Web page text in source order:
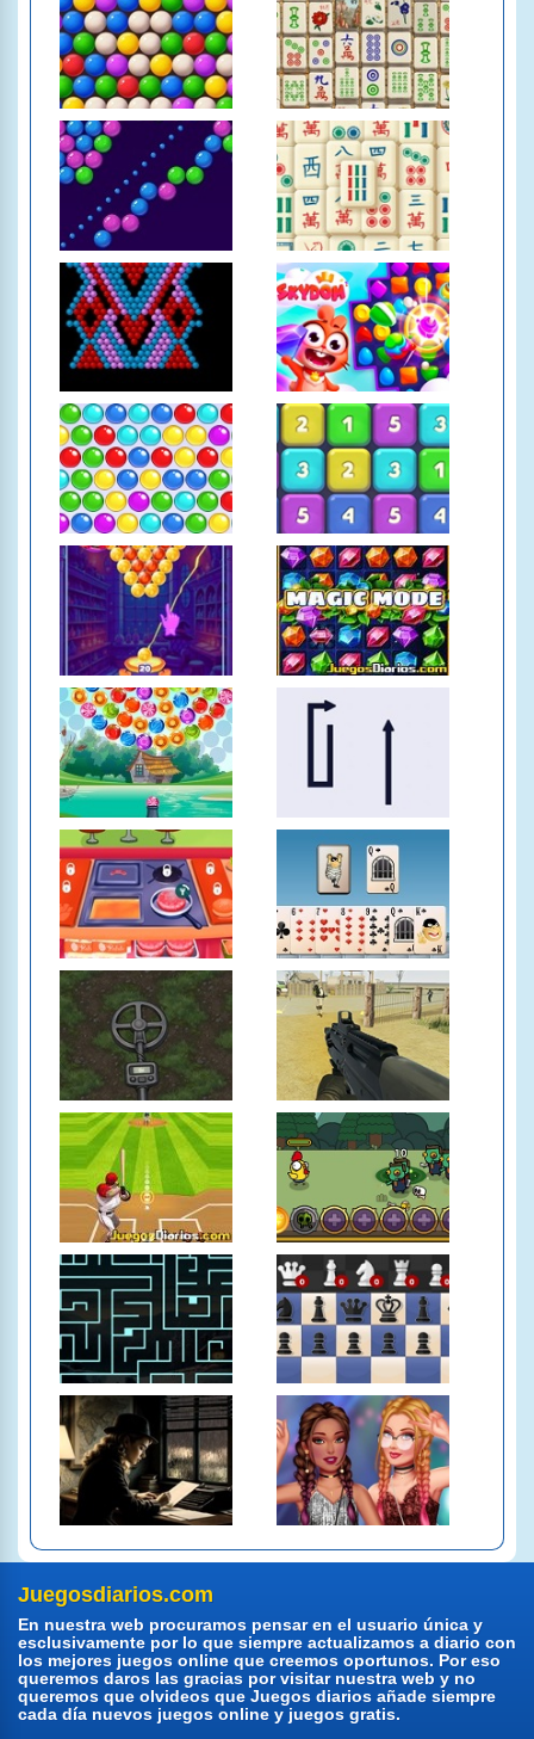
Juegosdiarios.com
En nuestra web procuramos pensar en el usuario única y
esclusivamente por lo que siempre actualizamos a diario con
los mejores juegos online que creemos oportunos. Por eso
queremos daros las gracias por visitar nuestra web y no
queremos que olvideos que Juegos diarios añade siempre
cada día nuevos juegos online y juegos gratis.